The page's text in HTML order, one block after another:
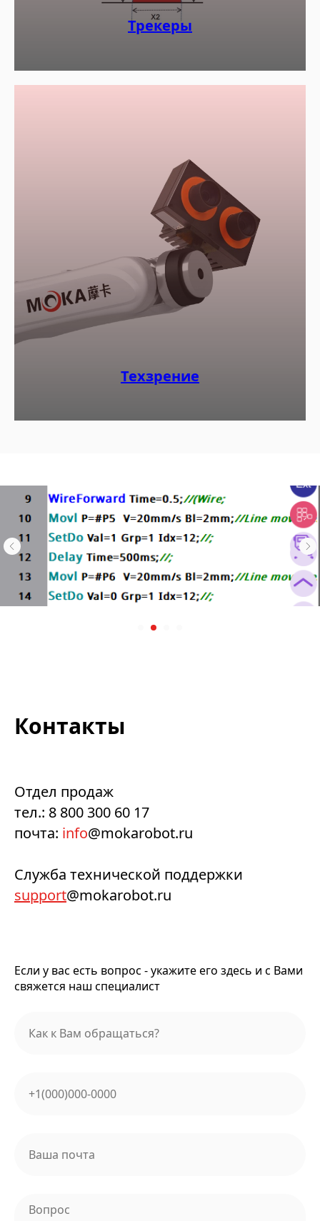
Трекеры
Техзрение
Контакты
Отдел продаж
тел.: 8 800 300 60 17
почта: info@mokarobot.ru
Служба технической поддержки
support@mokarobot.ru
Если у вас есть вопрос - укажите его здесь и с Вами
свяжется наш специалист